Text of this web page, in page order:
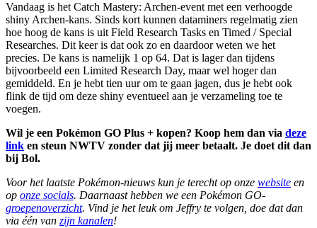
Vandaag is het Catch Mastery: Archen-event met een verhoogde
shiny Archen-kans. Sinds kort kunnen dataminers regelmatig zien
hoe hoog de kans is uit Field Research Tasks en Timed / Special
Researches. Dit keer is dat ook zo en daardoor weten we het
precies. De kans is namelijk 1 op 64. Dat is lager dan tijdens
bijvoorbeeld een Limited Research Day, maar wel hoger dan
gemiddeld. En je hebt tien uur om te gaan jagen, dus je hebt ook
flink de tijd om deze shiny eventueel aan je verzameling toe te
voegen.
Wil je een Pokémon GO Plus + kopen? Koop hem dan via deze
link en steun NWTV zonder dat jij meer betaalt. Je doet dit dan
bij Bol.
Voor het laatste Pokémon-nieuws kun je terecht op onze website en
op onze socials. Daarnaast hebben we een Pokémon GO-
groepenoverzicht. Vind je het leuk om Jeffry te volgen, doe dat dan
via één van zijn kanalen!